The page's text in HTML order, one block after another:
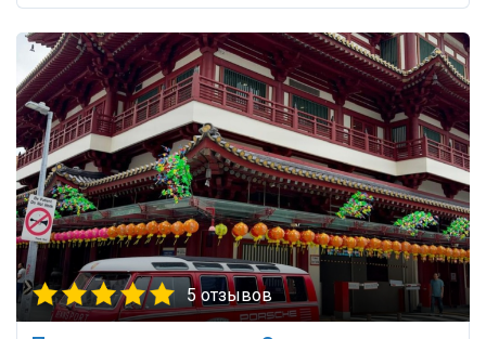
5 отзывов